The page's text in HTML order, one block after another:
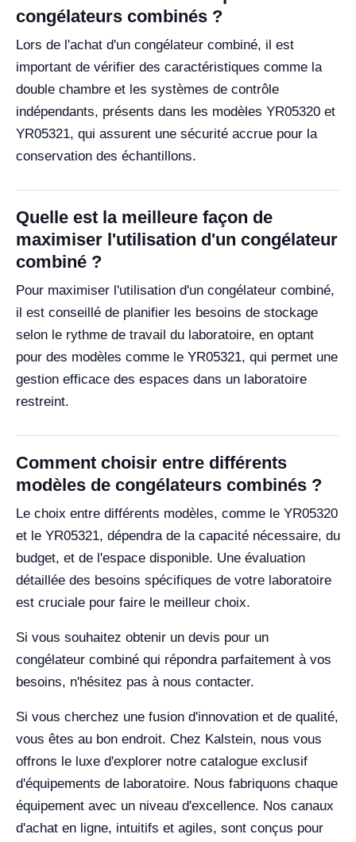
congélateurs combinés ?
Lors de l'achat d'un congélateur combiné, il est
important de vérifier des caractéristiques comme la
double chambre et les systèmes de contrôle
indépendants, présents dans les modèles YR05320 et
YR05321, qui assurent une sécurité accrue pour la
conservation des échantillons.
Quelle est la meilleure façon de
maximiser l'utilisation d'un congélateur
combiné ?
Pour maximiser l'utilisation d'un congélateur combiné,
il est conseillé de planifier les besoins de stockage
selon le rythme de travail du laboratoire, en optant
pour des modèles comme le YR05321, qui permet une
gestion efficace des espaces dans un laboratoire
restreint.
Comment choisir entre différents
modèles de congélateurs combinés ?
Le choix entre différents modèles, comme le YR05320
et le YR05321, dépendra de la capacité nécessaire, du
budget, et de l'espace disponible. Une évaluation
détaillée des besoins spécifiques de votre laboratoire
est cruciale pour faire le meilleur choix.
Si vous souhaitez obtenir un devis pour un
congélateur combiné qui répondra parfaitement à vos
besoins, n'hésitez pas à nous contacter.
Si vous cherchez une fusion d'innovation et de qualité,
vous êtes au bon endroit. Chez Kalstein, nous vous
offrons le luxe d'explorer notre catalogue exclusif
d'équipements de laboratoire. Nous fabriquons chaque
équipement avec un niveau d'excellence. Nos canaux
d'achat en ligne, intuitifs et agiles, sont conçus pour